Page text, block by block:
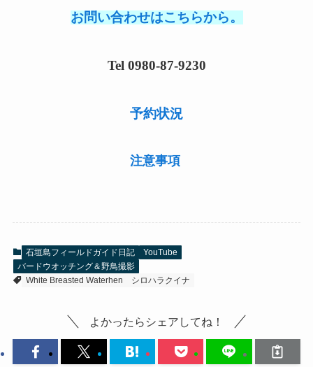
お問い合わせはこちらから。
Tel 0980-87-9230
予約状況
注意事項
石垣島フィールドガイド日記
YouTube
バードウオッチング＆野鳥撮影
White Breasted Waterhen
シロハラクイナ
よかったらシェアしてね！